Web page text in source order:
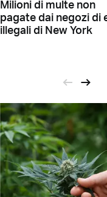
Milioni di multe non
pagate dai negozi di
illegali di New York